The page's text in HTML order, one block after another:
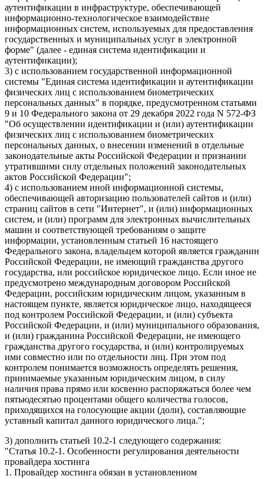
аутентификации в инфраструктуре, обеспечивающей
информационно-технологическое взаимодействие
информационных систем, используемых для предоставления
государственных и муниципальных услуг в электронной
форме" (далее - единая система идентификации и
аутентификации);
3) с использованием государственной информационной
системы "Единая система идентификации и аутентификации
физических лиц с использованием биометрических
персональных данных" в порядке, предусмотренном статьями
9 и 10 Федерального закона от 29 декабря 2022 года N 572-ФЗ
"Об осуществлении идентификации и (или) аутентификации
физических лиц с использованием биометрических
персональных данных, о внесении изменений в отдельные
законодательные акты Российской Федерации и признании
утратившими силу отдельных положений законодательных
актов Российской Федерации";
4) с использованием иной информационной системы,
обеспечивающей авторизацию пользователей сайтов и (или)
страниц сайтов в сети "Интернет", и (или) информационных
систем, и (или) программ для электронных вычислительных
машин и соответствующей требованиям о защите
информации, установленным статьей 16 настоящего
Федерального закона, владельцем которой является гражданин
Российской Федерации, не имеющий гражданства другого
государства, или российское юридическое лицо. Если иное не
предусмотрено международным договором Российской
Федерации, российским юридическим лицом, указанным в
настоящем пункте, является юридическое лицо, находящееся
под контролем Российской Федерации, и (или) субъекта
Российской Федерации, и (или) муниципального образования,
и (или) гражданина Российской Федерации, не имеющего
гражданства другого государства, и (или) контролируемых
ими совместно или по отдельности лиц. При этом под
контролем понимается возможность определять решения,
принимаемые указанным юридическим лицом, в силу
наличия права прямо или косвенно распоряжаться более чем
пятьюдесятью процентами общего количества голосов,
приходящихся на голосующие акции (доли), составляющие
уставный капитал данного юридического лица.";
3) дополнить статьей 10.2-1 следующего содержания:
"Статья 10.2-1. Особенности регулирования деятельности
провайдера хостинга
1. Провайдер хостинга обязан в установленном